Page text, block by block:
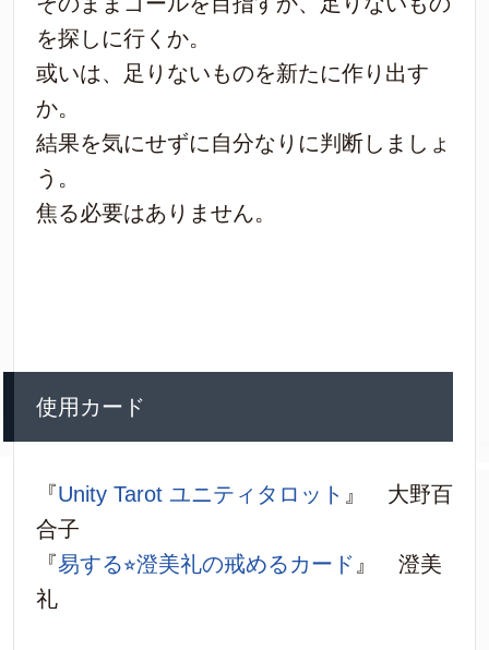
を探しに行くか。
或いは、足りないものを新たに作り出す
か。
結果を気にせずに自分なりに判断しましょ
う。
焦る必要はありません。
使用カード
『Unity Tarot ユニティタロット 』 大野百
合子
『易する⭐︎澄美礼の戒めるカード 』 澄美
礼